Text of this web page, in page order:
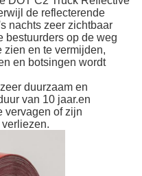
de reflecterende
nachts zeer zichtbaar
bestuurders op de weg
zien en te vermijden,
en botsingen wordt
duurzaam en
van 10 jaar.en
vervagen of zijn